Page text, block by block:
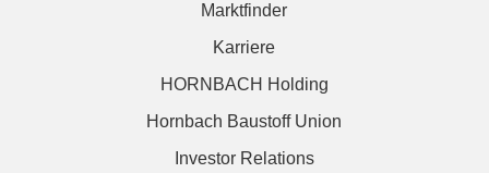
Marktfinder
Karriere
HORNBACH Holding
Hornbach Baustoff Union
Investor Relations